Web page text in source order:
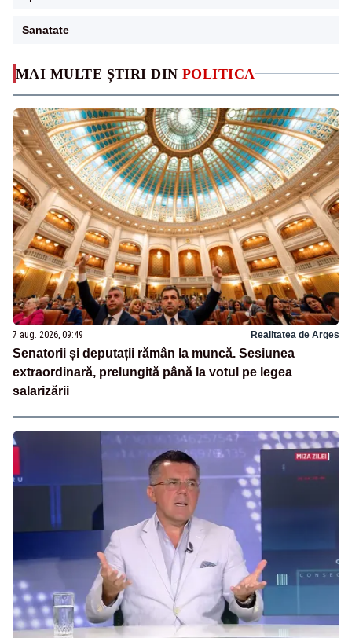
MAI MULTE ȘTIRI DIN POLITICA
7 aug. 2026, 09:49 Realitatea de Arges
Senatorii și deputații rămân la muncă. Sesiunea
extraordinară, prelungită până la votul pe legea
salarizării
Sanatate